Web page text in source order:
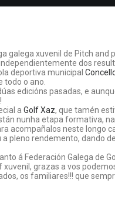
galega xuvenil de Pitch and
dos
deportiva municipal
todo o ano.
edicións pasadas, e
a Golf Xaz, que tamén
nunha etapa formativa,
acompañalos neste longo
pleno rendemento, dando
á Federación Galega de
grazas a vos
os familiares!!! que